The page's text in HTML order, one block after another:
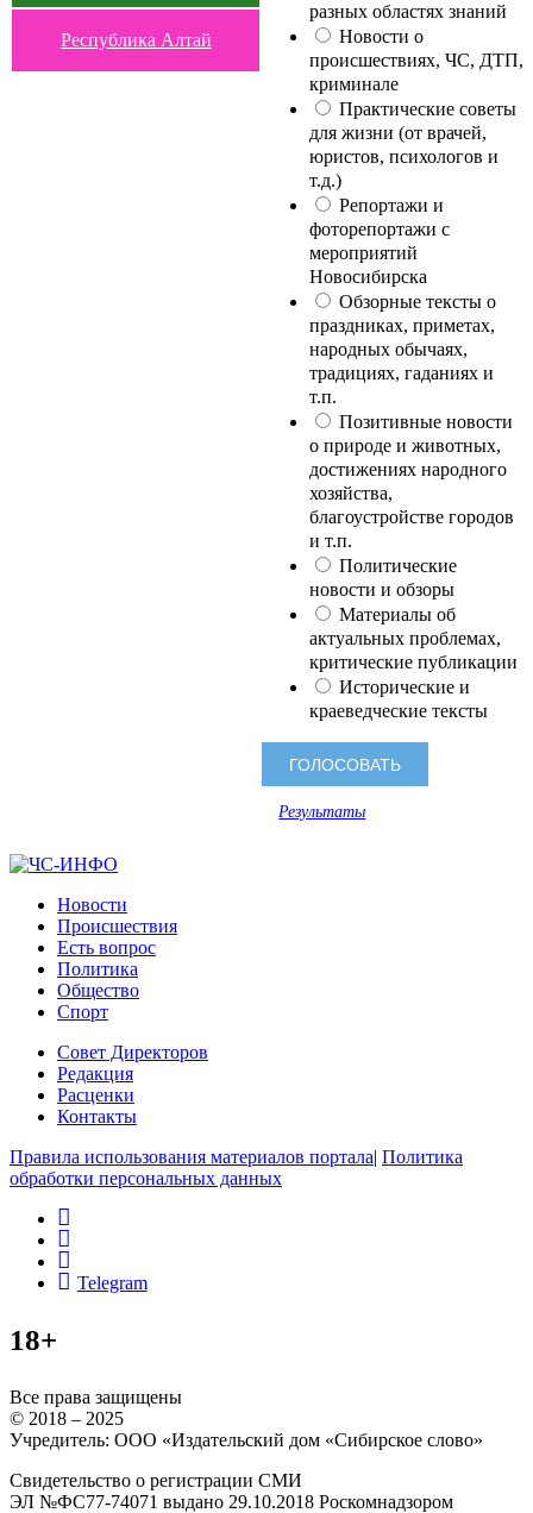
Республика Алтай
разных областях знаний
Новости о
происшествиях, ЧС, ДТП,
криминале
Практические советы
для жизни (от врачей,
юристов, психологов и
т.д.)
Репортажи и
фоторепортажи с
мероприятий
Новосибирска
Обзорные тексты о
праздниках, приметах,
народных обычаях,
традициях, гаданиях и
т.п.
Позитивные новости
о природе и животных,
достижениях народного
хозяйства,
благоустройстве городов
и т.п.
Политические
новости и обзоры
Материалы об
актуальных проблемах,
критические публикации
Исторические и
краеведческие тексты
Результаты
Новости
Происшествия
Есть вопрос
Политика
Общество
Спорт
Совет Директоров
Редакция
Расценки
Контакты
Правила использования материалов портала| Политика
обработки персональных данных
Telegram
18+
Все права защищены
© 2018 – 2025
Учредитель: ООО «Издательский дом «Сибирское слово»
Свидетельство о регистрации СМИ
ЭЛ №ФС77-74071 выдано 29.10.2018 Роскомнадзором